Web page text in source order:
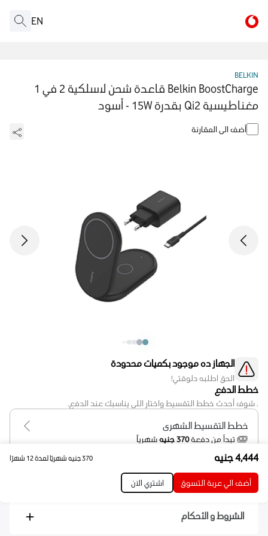
EN
4,444جنيه 370جنيه شهريًا لمدة 12 شهرًا
أضف الي عربة التسوق اشتري الآن
BELKIN
Belkin BoostCharge قاعدة شحن لاسلكية 2 في 1
مغناطيسية Qi2 بقدرة 15W - أسود
أضف الى المقارنة
الجهاز ده موجود بكميات محدودة
الحق اطلبه دلوقتي!
خطط الدفع
. شوف أحدث خطط التقسيط واختار اللي يناسبك عند الدفع.
خطط التقسيط الشهرى
تبدأ من دفعة370 جنيه شهرياً
خيارات التوصيل
التوصيل المنزلي
الاستلام من الفرع
الشروط و الأحكام